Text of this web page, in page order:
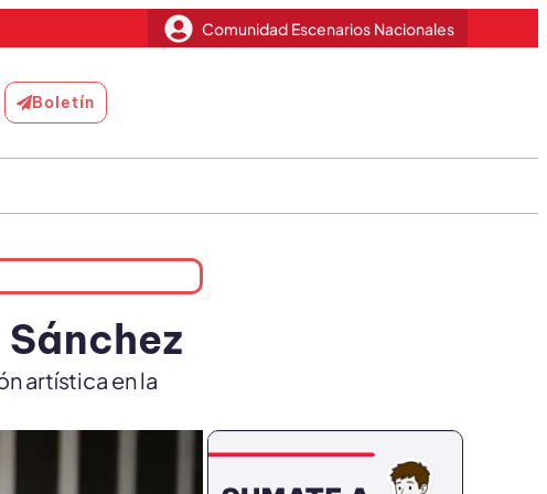
Comunidad Escenarios Nacionales
Boletín
artística en la